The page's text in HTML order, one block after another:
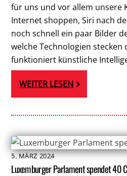
für uns und vor allem unsere
Internet shoppen, Siri nach
noch schnell ein paar Bilder
welche Technologien stecken
funktioniert künstliche
WEITER LESEN
5.MÄRZ2024
Luxemburger Parlament spendet 40